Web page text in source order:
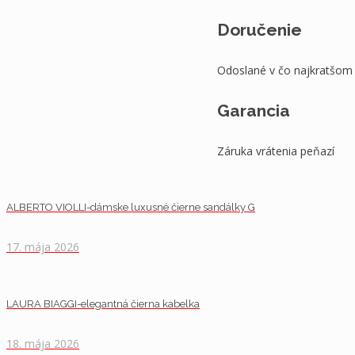
Doručenie
Odoslané v čo najkratšom
Garancia
Záruka vrátenia peňazí
ALBERTO VIOLLI-dámske luxusné čierne sandálky G
17. mája 2026
LAURA BIAGGI-elegantná čierna kabelka
18. mája 2026